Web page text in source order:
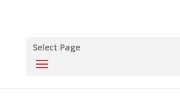
Select Page